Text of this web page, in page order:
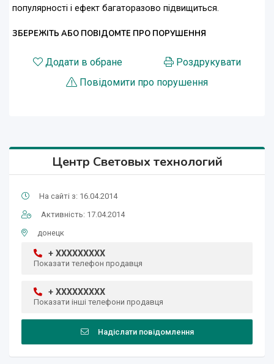
популярності і ефект багаторазово підвищиться.
ЗБЕРЕЖІТЬ АБО ПОВІДОМТЕ ПРО ПОРУШЕННЯ
Додати в обране
Роздрукувати
Повідомити про порушення
Центр Световых технологий
На сайті з: 16.04.2014
Активність: 17.04.2014
донецк
+ XXXXXXXXX
Показати телефон продавця
+ XXXXXXXXX
Показати інші телефони продавця
Надіслати повідомлення